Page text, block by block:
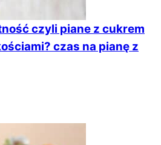
czyli piane z cukrem
czas na pianę z